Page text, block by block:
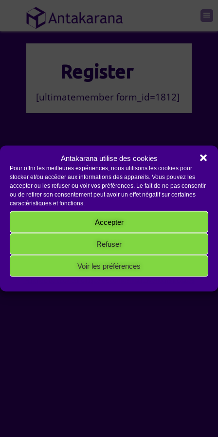
Antakarana utilise des cookies
Pour offrir les meilleures expériences, nous utilisons les cookies pour
stocker et/ou accéder aux informations des appareils. Vous pouvez les
accepter ou les refuser ou voir vos préférences. Le fait de ne pas consentir
ou de retirer son consentement peut avoir un effet négatif sur certaines
caractéristiques et fonctions.
Accepter
Refuser
Voir les préférences
Register
[ultimatemember form_id=1812]
Copyright 2026 Antakarana.fr